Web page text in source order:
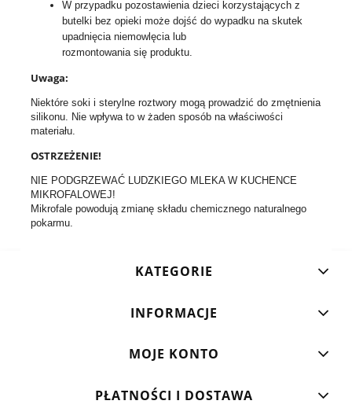
W przypadku pozostawienia dzieci korzystających z
butelki bez opieki może dojść do wypadku na skutek
upadnięcia niemowlęcia lub
rozmontowania się produktu.
Uwaga:
Niektóre soki i sterylne roztwory mogą prowadzić do zmętnienia
silikonu. Nie wpływa to w żaden sposób na właściwości
materiału.
OSTRZEŻENIE!
NIE PODGRZEWAĆ LUDZKIEGO MLEKA W KUCHENCE
MIKROFALOWEJ!
Mikrofale powodują zmianę składu chemicznego naturalnego
pokarmu.
KATEGORIE
INFORMACJE
MOJE KONTO
PŁATNOŚCI I DOSTAWA